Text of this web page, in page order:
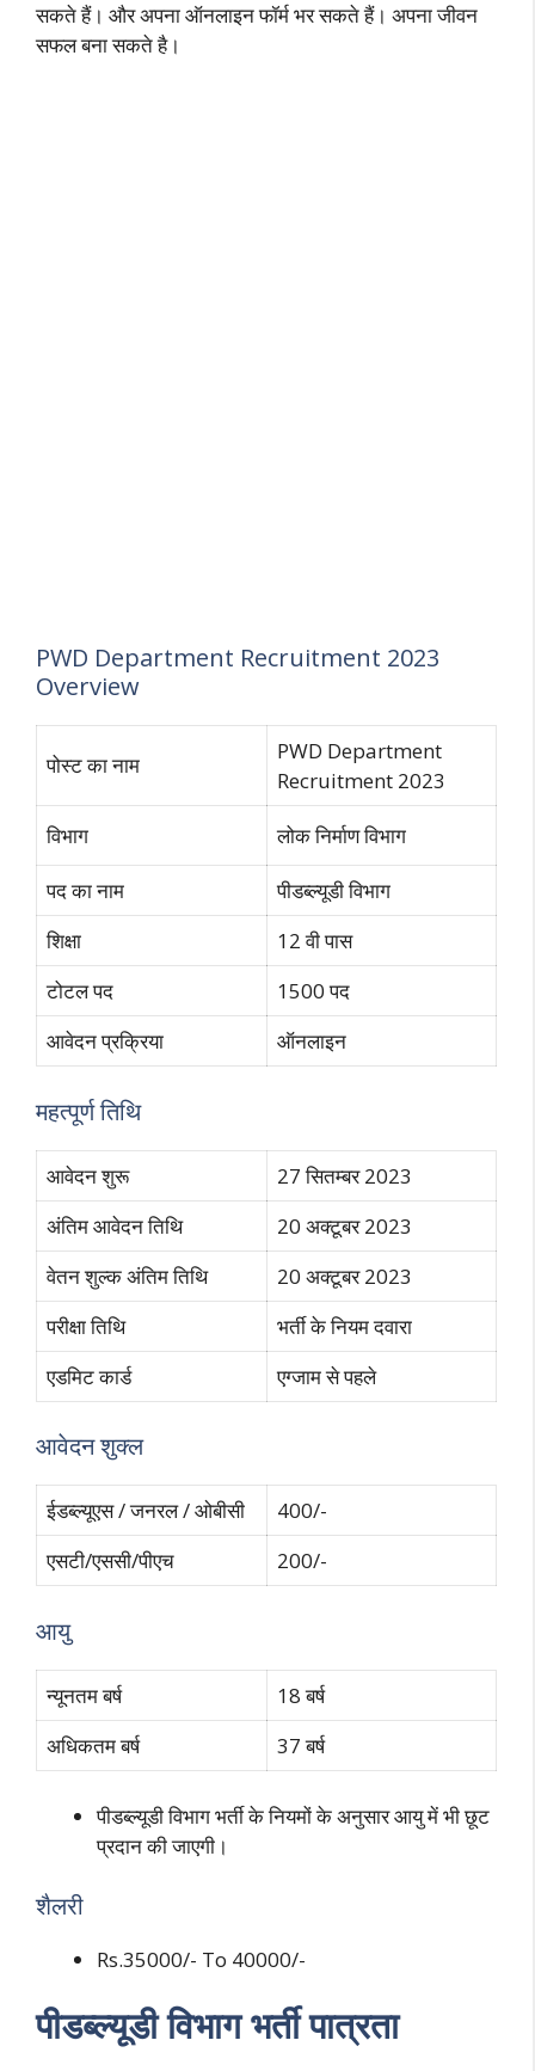
सकते हैं। और अपना ऑनलाइन फॉर्म भर सकते हैं। अपना जीवन
सफल बना सकते है।
PWD Department Recruitment 2023
Overview
पोस्ट का नाम
PWD Department
Recruitment 2023
विभाग
लोक निर्माण विभाग
पद का नाम
पीडब्ल्यूडी विभाग
शिक्षा
12 वी पास
टोटल पद
1500 पद
आवेदन प्रक्रिया
ऑनलाइन
महत्पूर्ण तिथि
आवेदन शुरू
27 सितम्बर 2023
अंतिम आवेदन तिथि
20 अक्टूबर 2023
वेतन शुल्क अंतिम तिथि
20 अक्टूबर 2023
परीक्षा तिथि
भर्ती के नियम दवारा
एडमिट कार्ड
एग्जाम से पहले
आवेदन शुक्ल
ईडब्ल्यूएस / जनरल / ओबीसी
400/-
एसटी/एससी/पीएच
200/-
आयु
न्यूनतम बर्ष
18 बर्ष
अधिकतम बर्ष
37 बर्ष
पीडब्ल्यूडी विभाग भर्ती के नियमों के अनुसार आयु में भी छूट
प्रदान की जाएगी।
शैलरी
Rs.35000/- To 40000/-
पीडब्ल्यूडी विभाग भर्ती पात्रता